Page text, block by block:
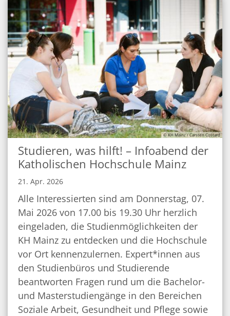
© KH Mainz / Carsten Costard
Studieren, was hilft! – Infoabend der
Katholischen Hochschule Mainz
21. Apr. 2026
Alle Interessierten sind am Donnerstag, 07.
Mai 2026 von 17.00 bis 19.30 Uhr herzlich
eingeladen, die Studienmöglichkeiten der
KH Mainz zu entdecken und die Hochschule
vor Ort kennenzulernen. Expert*innen aus
den Studienbüros und Studierende
beantworten Fragen rund um die Bachelor-
und Masterstudiengänge in den Bereichen
Soziale Arbeit, Gesundheit und Pflege sowie